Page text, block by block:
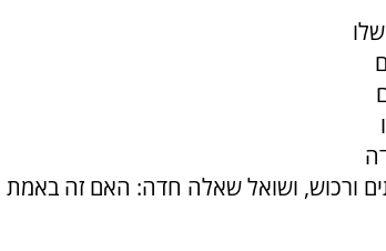
ורכוש, ושואל שאלה חדה: האם זה באמת